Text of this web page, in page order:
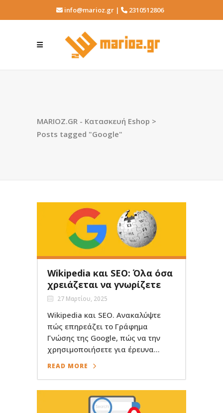
info@marioz.gr | 2310512806
MARIOZ.GR - Κατασκευή Eshop >
Posts tagged "Google"
Wikipedia και SEO: Όλα όσα
χρειάζεται να γνωρίζετε
27 Μαρτίου, 2025
Wikipedia και SEO. Ανακαλύψτε
πώς επηρεάζει το Γράφημα
Γνώσης της Google, πώς να την
χρησιμοποιήσετε για έρευνα...
READ MORE